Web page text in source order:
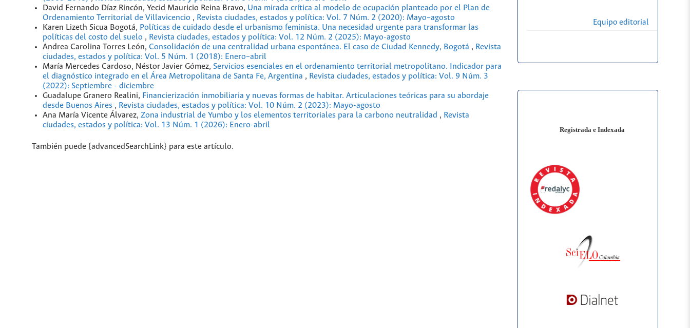
David Fernando Díaz Rincón, Yecid Mauricio Reina Bravo, Una mirada crítica al modelo de ocupación planteado por el Plan de
Ordenamiento Territorial de Villavicencio , Revista ciudades, estados y política: Vol. 7 Núm. 2 (2020): Mayo–agosto
Karen Lizeth Sicua Bogotá, Políticas de cuidado desde el urbanismo feminista. Una necesidad urgente para transformar las
políticas del costo del suelo , Revista ciudades, estados y política: Vol. 12 Núm. 2 (2025): Mayo-agosto
Andrea Carolina Torres León, Consolidación de una centralidad urbana espontánea. El caso de Ciudad Kennedy, Bogotá , Revista
ciudades, estados y política: Vol. 5 Núm. 1 (2018): Enero–abril
María Mercedes Cardoso, Néstor Javier Gómez, Servicios esenciales en el ordenamiento territorial metropolitano. Indicador para
el diagnóstico integrado en el Área Metropolitana de Santa Fe, Argentina , Revista ciudades, estados y política: Vol. 9 Núm. 3
(2022): Septiembre - diciembre
Guadalupe Granero Realini, Financierización inmobiliaria y nuevas formas de habitar. Articulaciones teóricas para su abordaje
desde Buenos Aires , Revista ciudades, estados y política: Vol. 10 Núm. 2 (2023): Mayo-agosto
Ana María Vicente Álvarez, Zona industrial de Yumbo y los elementos territoriales para la carbono neutralidad , Revista
ciudades, estados y política: Vol. 13 Núm. 1 (2026): Enero-abril
También puede {advancedSearchLink} para este artículo.
Equipo editorial
Registrada e Indexada